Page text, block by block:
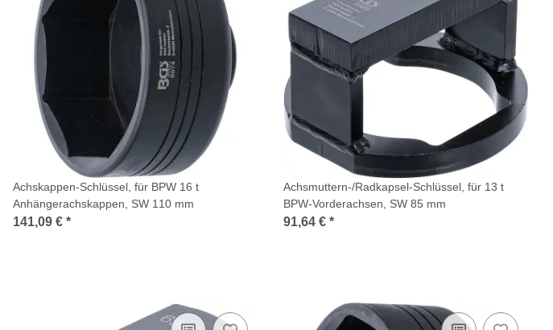
Achskappen-Schlüssel, für BPW 16 t
Anhängerachskappen, SW 110 mm
141,09 € *
Achsmuttern-/Radkapsel-Schlüssel, für 13 t
BPW-Vorderachsen, SW 85 mm
91,64 € *